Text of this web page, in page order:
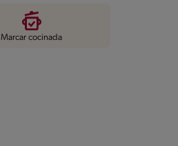
Marcar cocinada